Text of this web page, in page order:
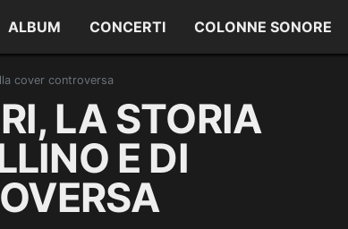
ALBUM CONCERTI COLONNE SONORE
cover controversa
LA STORIA
E DI